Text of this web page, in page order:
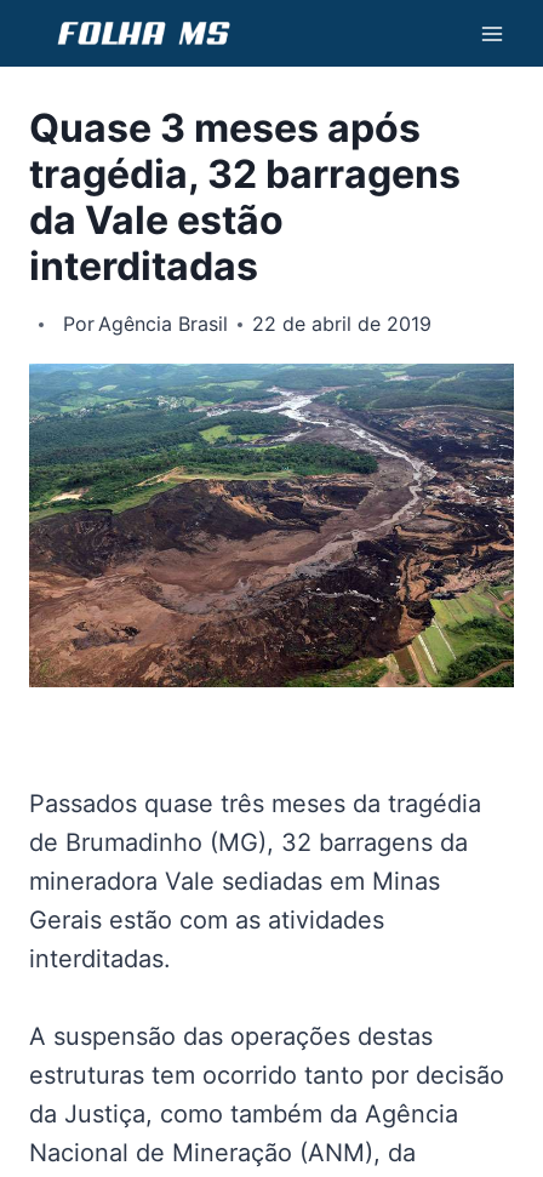
Conteúdo
Quase 3 meses após
tragédia, 32 barragens
da Vale estão
interditadas
PorAgência Brasil 22 de abril de 2019
Passados quase três meses da tragédia
de Brumadinho (MG), 32 barragens da
mineradora Vale sediadas em Minas
Gerais estão com as atividades
interditadas.
A suspensão das operações destas
estruturas tem ocorrido tanto por decisão
da Justiça, como também da Agência
Nacional de Mineração (ANM), da